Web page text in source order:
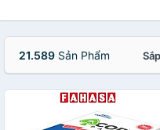
21.589 Sản Phẩm